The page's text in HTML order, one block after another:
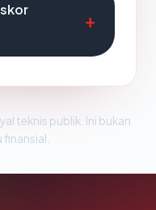
teknis publik. Ini bukan